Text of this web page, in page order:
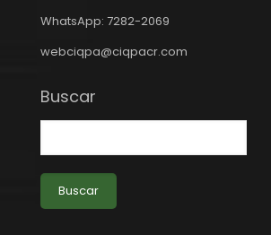
WhatsApp: 7282-2069
webciqpa@ciqpacr.com
Buscar
Buscar